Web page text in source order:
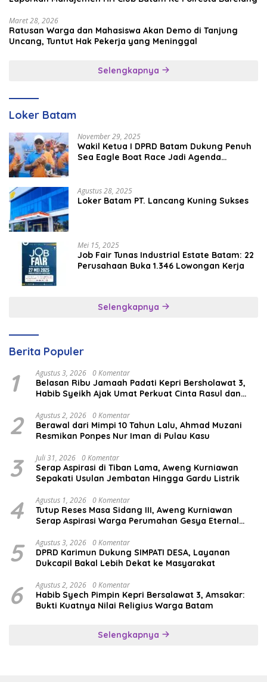
Maret 28, 2026
Ratusan Warga dan Mahasiswa Akan Demo di Tanjung
Uncang, Tuntut Hak Pekerja yang Meninggal
Selengkapnya
Loker Batam
November 29, 2025
Wakil Ketua I DPRD Batam Dukung Penuh
Sea Eagle Boat Race Jadi Agenda
Agustus 28, 2025
Loker Batam PT. Lancang Kuning Sukses
Mei 15, 2025
Job Fair Tunas Industrial Estate Batam: 22
Perusahaan Buka 1.346 Lowongan Kerja
Selengkapnya
Berita Populer
1 Agustus 3, 2026 0 Komentar
Belasan Ribu Jamaah Padati Kepri Bersholawat 3,
Habib Syeikh Ajak Umat Perkuat Cinta Rasul dan
2 Agustus 2, 2026 0 Komentar
Berawal dari Mimpi 10 Tahun Lalu, Ahmad Muzani
Resmikan Ponpes Nur Iman di Pulau Kasu
3 Juli 31, 2026 0 Komentar
Serap Aspirasi di Tiban Lama, Aweng Kurniawan
Sepakati Usulan Jembatan Hingga Gardu Listrik
4 Agustus 1, 2026 0 Komentar
Tutup Reses Masa Sidang III, Aweng Kurniawan
Serap Aspirasi Warga Perumahan Gesya Eternal
5 Agustus 3, 2026 0 Komentar
DPRD Karimun Dukung SIMPATI DESA, Layanan
Dukcapil Bakal Lebih Dekat ke Masyarakat
6 Agustus 2, 2026 0 Komentar
Habib Syech Pimpin Kepri Bersalawat 3, Amsakar:
Bukti Kuatnya Nilai Religius Warga Batam
Selengkapnya